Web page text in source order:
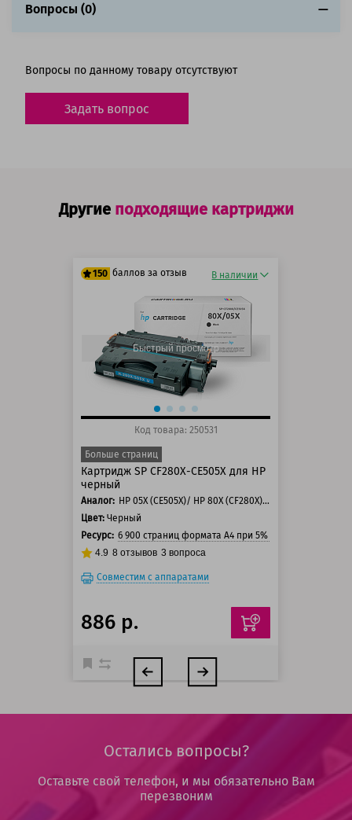
Вопросы (0)
Вопросы по данному товару отсутствуют
Задать вопрос
Другие подходящие картриджи
150 баллов за отзыв
125 баллов
150 баллов
В наличии
Быстрый просмотр
Код товара: 250531
Больше страниц
Картридж SP CF280X-CE505X для HP
черный
Аналог:
HP 05X (CE505X)/ HP 80X (CF280X)/ Canon 719
Цвет: Черный
Ресурс: 6 900 страниц формата А4 при 5% заполнении
4.9 8 отзывов 3 вопроса
Совместим с аппаратами
886 р.
Остались вопросы?
Оставьте свой телефон, и мы обязательно Вам
перезвоним